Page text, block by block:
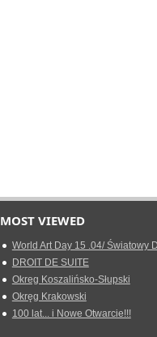
MOST VIEWED
World Art Day 15 .04/ Światowy
DROIT DE SUITE
Okreg Koszalińsko-Słupski
Okręg Krakowski
100 lat... i Nowe Otwarcie!!!